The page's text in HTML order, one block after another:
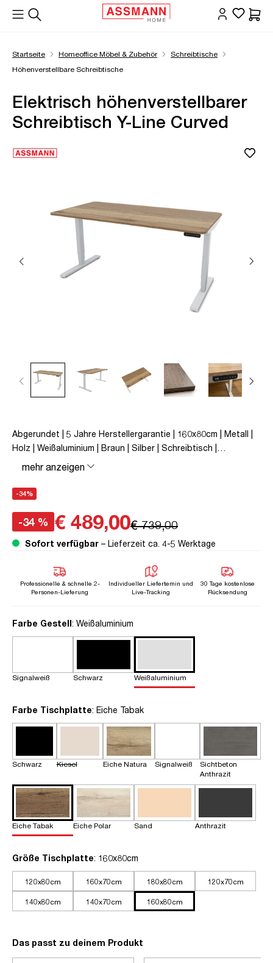
springen
Startseite Homeoffice Möbel & Zubehör
Schreibtische
Höhenverstellbare Schreibtische
Elektrisch höhenverstellbarer
Schreibtisch Y-Line Curved
Abgerundet | 5 Jahre Herstellergarantie | 160x80cm | Metall |
Holz | Weißaluminium | Braun | Silber | Schreibtisch |
höhenverstellbar | unmontiert | Y-Line Curved | Y-Line | bis zu
80 kg | Steckertyp C | Eiche Tabak | TÜV© mobiles Arbeiten |
Kollisions-Schutz | Elektrisch höhenverstellbar |
mehr anzeigen
-34%
-34 % € 489,00€ 739,00
Sofort verfügbar – Lieferzeit ca. 4-5 Werktage
Professionelle & schnelle 2-
Personen-Lieferung
Individueller Liefertemin und
Live-Tracking
30 Tage kostenlose
Rücksendung
Farbe Gestellauswählen
: Weißaluminium
Signalweiß Schwarz Weißaluminium
Farbe Tischplatteauswählen
: Eiche Tabak
Schwarz Kiesel Eiche Natura Signalweiß
Sichtbeton
Anthrazit
Eiche Tabak Eiche Polar Sand Anthrazit
Größe Tischplatteauswählen
: 160x80cm
120x80cm 160x70cm 180x80cm 120x70cm
140x80cm 140x70cm 160x80cm
Das passt zu deinem Produkt